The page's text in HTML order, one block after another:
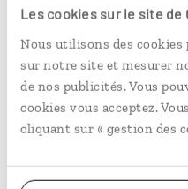
Les cookies sur le site de
Nous utilisons des
sur notre site et mesurer
de nos publicités. Vous
cookies vous acceptez.
cliquant sur « gestion des